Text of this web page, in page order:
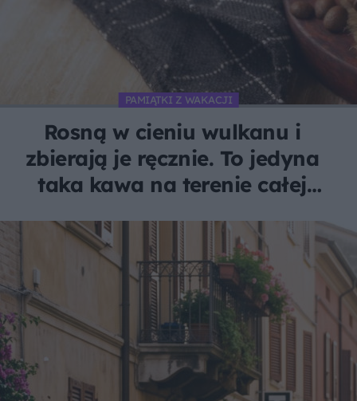
PAMIĄTKI Z WAKACJI
Rosną w cieniu wulkanu i
zbierają je ręcznie. To jedyna
taka kawa na terenie całej